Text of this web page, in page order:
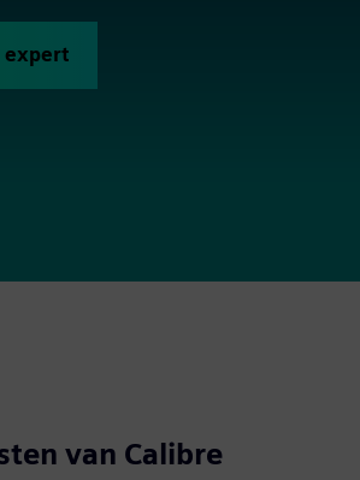
expert
van Calibre